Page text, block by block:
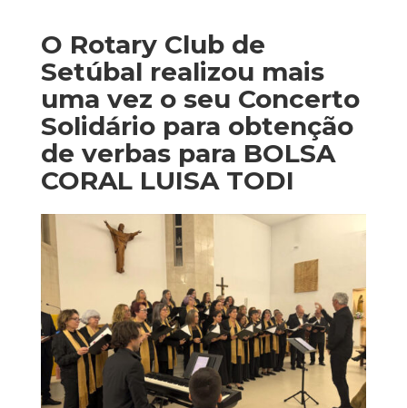
O Rotary Club de
Setúbal realizou mais
uma vez o seu Concerto
Solidário para obtenção
de verbas para BOLSA
CORAL LUISA TODI